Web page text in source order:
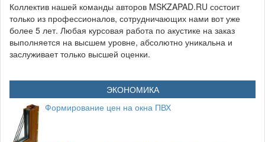
Коллектив нашей команды авторов MSKZAPAD.RU состоит
только из профессионалов, сотрудничающих нами вот уже
более 5 лет. Любая курсовая работа по акустике на заказ
выполняется на высшем уровне, абсолютно уникальна и
заслуживает только высшей оценки.
ЭКОНОМИКА
Формирование цен на окна ПВХ